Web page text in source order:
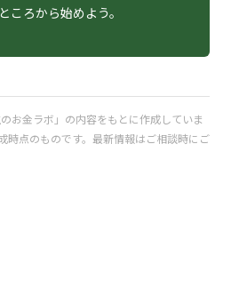
ころから始めよう。
お金ラボ」の内容をもとに作成していま
時点のものです。最新情報はご相談時にご